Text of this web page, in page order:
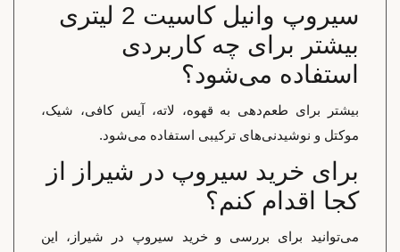
سیروپ وانیل کاسیت 2 لیتری
بیشتر برای چه کاربردی
استفاده می‌شود؟
بیشتر برای طعم‌دهی به قهوه، لاته، آیس کافی، شیک،
موکتل و نوشیدنی‌های ترکیبی استفاده می‌شود.
برای خرید سیروپ در شیراز از
کجا اقدام کنم؟
می‌توانید برای بررسی و خرید سیروپ در شیراز، این